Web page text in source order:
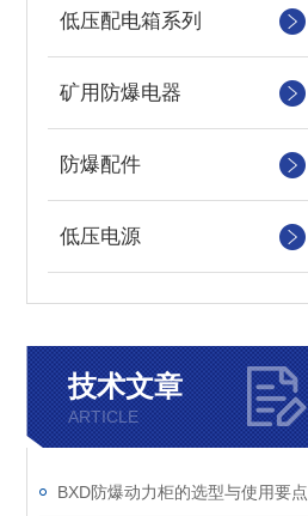
低压配电箱系列
矿用防爆电器
防爆配件
低压电源
技术文章
ARTICLE
BXD防爆动力柜的选型与使用要点